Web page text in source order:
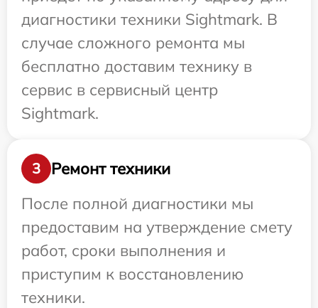
диагностики техники Sightmark. В
случае сложного ремонта мы
бесплатно доставим технику в
сервис в сервисный центр
Sightmark.
3
Ремонт техники
После полной диагностики мы
предоставим на утверждение смету
работ, сроки выполнения и
приступим к восстановлению
техники.